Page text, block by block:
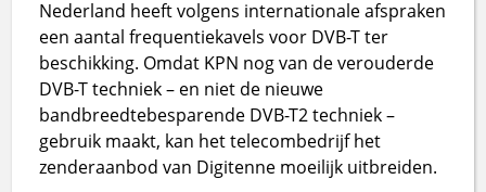
Nederland heeft volgens internationale afspraken
een aantal frequentiekavels voor DVB-T ter
beschikking. Omdat KPN nog van de verouderde
DVB-T techniek – en niet de nieuwe
bandbreedtebesparende DVB-T2 techniek –
gebruik maakt, kan het telecombedrijf het
zenderaanbod van Digitenne moeilijk uitbreiden.